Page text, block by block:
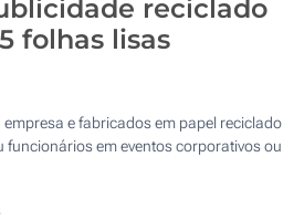
reciclado
folhas lisas
e fabricados em papel reciclado
funcionários em eventos corporativos ou